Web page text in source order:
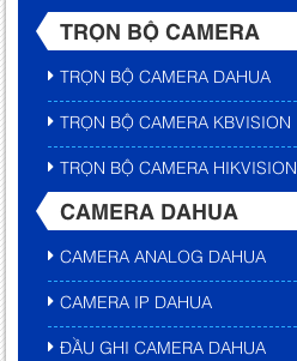
TRỌN BỘ CAMERA
TRỌN BỘ CAMERA DAHUA
TRỌN BỘ CAMERA KBVISION
TRỌN BỘ CAMERA HIKVISION
CAMERA DAHUA
CAMERA ANALOG DAHUA
CAMERA IP DAHUA
ĐẦU GHI CAMERA DAHUA